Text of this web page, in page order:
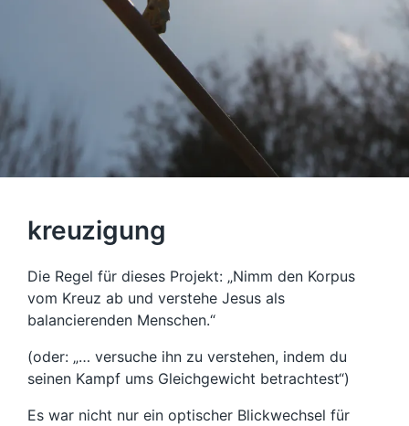
kreuzigung
Die Regel für dieses Projekt: „Nimm den Korpus
vom Kreuz ab und verstehe Jesus als
balancierenden Menschen.“
(oder: „… versuche ihn zu verstehen, indem du
seinen Kampf ums Gleichgewicht betrachtest“)
Es war nicht nur ein optischer Blickwechsel für